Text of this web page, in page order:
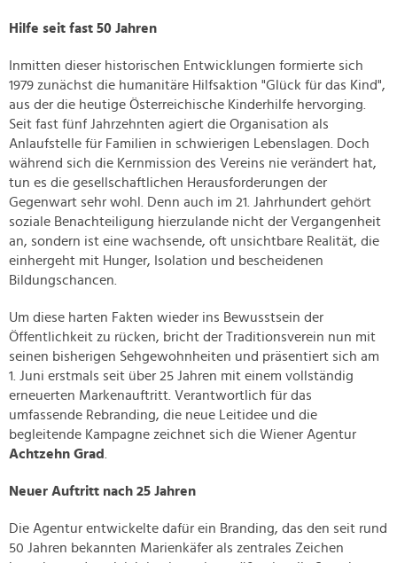
Hilfe seit fast 50 Jahren
Inmitten dieser historischen Entwicklungen formierte sich
1979 zunächst die humanitäre Hilfsaktion "Glück für das Kind",
aus der die heutige Österreichische Kinderhilfe hervorging.
Seit fast fünf Jahrzehnten agiert die Organisation als
Anlaufstelle für Familien in schwierigen Lebenslagen. Doch
während sich die Kernmission des Vereins nie verändert hat,
tun es die gesellschaftlichen Herausforderungen der
Gegenwart sehr wohl. Denn auch im 21. Jahrhundert gehört
soziale Benachteiligung hierzulande nicht der Vergangenheit
an, sondern ist eine wachsende, oft unsichtbare Realität, die
einhergeht mit Hunger, Isolation und bescheidenen
Bildungschancen.
Um diese harten Fakten wieder ins Bewusstsein der
Öffentlichkeit zu rücken, bricht der Traditionsverein nun mit
seinen bisherigen Sehgewohnheiten und präsentiert sich am
1. Juni erstmals seit über 25 Jahren mit einem vollständig
erneuerten Markenauftritt. Verantwortlich für das
umfassende Rebranding, die neue Leitidee und die
begleitende Kampagne zeichnet sich die Wiener Agentur
Achtzehn Grad
Neuer Auftritt nach 25 Jahren
Die Agentur entwickelte dafür ein Branding, das den seit rund
50 Jahren bekannten Marienkäfer als zentrales Zeichen